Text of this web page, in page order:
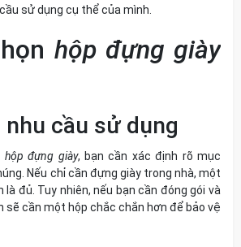
sử dụng cụ thể của mình.
hộp đựng giày
nhu cầu sử dụng
hộp đựng giày, bạn cần xác định rõ mục
Nếu chỉ cần đựng giày trong nhà, một
là đủ. Tuy nhiên, nếu bạn cần đóng gói và
sẽ cần một hộp chắc chắn hơn để bảo vệ